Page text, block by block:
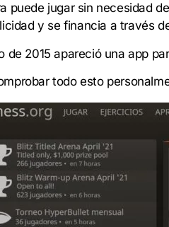
puede jugar sin necesidad
y se financia a través
de 2015 apareció una app
todo esto